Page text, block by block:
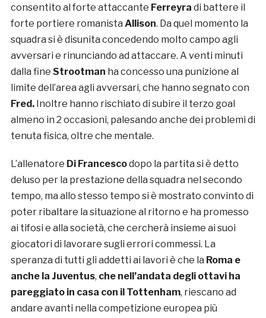
consentito al forte attaccante Ferreyra di battere il
forte portiere romanista Allison. Da quel momento la
squadra si è disunita concedendo molto campo agli
avversari e rinunciando ad attaccare. A venti minuti
dalla fine Strootman ha concesso una punizione al
limite dell’area agli avversari, che hanno segnato con
Fred.Inoltre hanno rischiato di subire il terzo goal
almeno in 2 occasioni, palesando anche dei problemi di
tenuta fisica, oltre che mentale.
L’allenatore Di Francescodopo la partita si è detto
deluso per la prestazione della squadra nel secondo
tempo, ma allo stesso tempo si è mostrato convinto di
poter ribaltare la situazione al ritorno e ha promesso
ai tifosi e alla società, che cercherà insieme ai suoi
giocatori di lavorare sugli errori commessi. La
speranza di tutti gli addetti ai lavori è che la Roma e
anche la Juventus, che nell’andata degli ottavi ha
pareggiato in casa con il Tottenham, riescano ad
andare avanti nella competizione europea più